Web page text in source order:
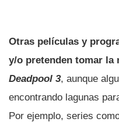
Otras películas y
y/o pretenden tomar la
Deadpool 3, aunque
encontrando lagunas
Por ejemplo, series